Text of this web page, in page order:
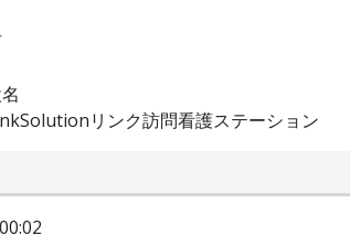
リンク訪問看護ステーション